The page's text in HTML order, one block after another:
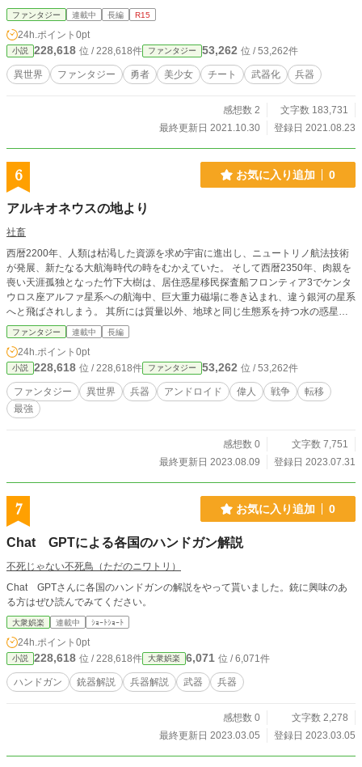
ファンタジー 連載中 長編 R15
24h.ポイント 0pt
小説 228,618 位 / 228,618件 ファンタジー 53,262 位 / 53,262件
異世界 ファンタジー 勇者 美少女 チート 武器化 兵器
感想数 2
文字数 183,731
最終更新日 2021.10.30
登録日 2021.08.23
6 お気に入り追加 0
アルキオネウスの地より
社畜
西暦2200年、人類は枯渇した資源を求め宇宙に進出し、ニュートリノ航法技術
が発展、新たなる大航海時代の時をむかえていた。 そして西暦2350年、肉親を
喪い天涯孤独となった竹下大樹は、居住惑星移民探査船フロンティア3でケンタ
ウロス座アルファ星系への航海中、巨大重力磁場に巻き込まれ、違う銀河の星系
へと飛ばされしまう。 其所には質量以外、地球と同じ生態系を持つ水の惑星が
存在していた。
ファンタジー 連載中 長編
24h.ポイント 0pt
小説 228,618 位 / 228,618件 ファンタジー 53,262 位 / 53,262件
ファンタジー 異世界 兵器 アンドロイド 偉人 戦争
転移
最強
感想数 0
文字数 7,751
最終更新日 2023.08.09
登録日 2023.07.31
7 お気に入り追加 0
Chat GPTによる各国のハンドガン解説
不死じゃない不死鳥（ただのニワトリ）
Chat GPTさんに各国のハンドガンの解説をやって貰いました。銃に興味のあ
る方はぜひ読んでみてください。
大衆娯楽 連載中 ｼｮｰﾄｼｮｰﾄ
24h.ポイント 0pt
小説 228,618 位 / 228,618件 大衆娯楽 6,071 位 / 6,071件
ハンドガン 銃器解説 兵器解説 武器 兵器
感想数 0
文字数 2,278
最終更新日 2023.03.05
登録日 2023.03.05